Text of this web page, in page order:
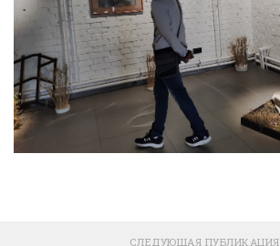
СЛЕДУЮЩАЯ ПУБЛИКАЦИЯ